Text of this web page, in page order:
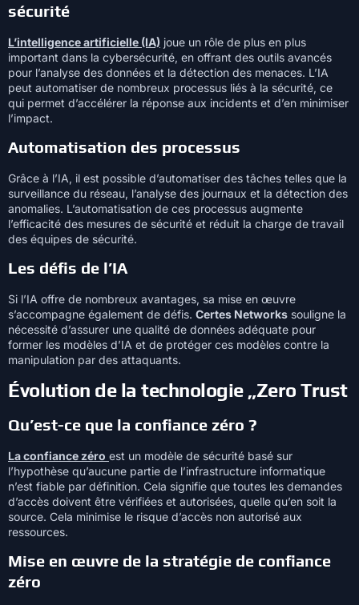
sécurité
L’intelligence artificielle (IA) joue un rôle de plus en plus
important dans la cybersécurité, en offrant des outils avancés
pour l’analyse des données et la détection des menaces. L’IA
peut automatiser de nombreux processus liés à la sécurité, ce
qui permet d’accélérer la réponse aux incidents et d’en minimiser
l’impact.
Automatisation des processus
Grâce à l’IA, il est possible d’automatiser des tâches telles que la
surveillance du réseau, l’analyse des journaux et la détection des
anomalies. L’automatisation de ces processus augmente
l’efficacité des mesures de sécurité et réduit la charge de travail
des équipes de sécurité.
Les défis de l’IA
Si l’IA offre de nombreux avantages, sa mise en œuvre
s’accompagne également de défis. Certes Networks souligne la
nécessité d’assurer une qualité de données adéquate pour
former les modèles d’IA et de protéger ces modèles contre la
manipulation par des attaquants.
Évolution de la technologie „Zero Trust
Qu’est-ce que la confiance zéro ?
La confiance zéro est un modèle de sécurité basé sur
l’hypothèse qu’aucune partie de l’infrastructure informatique
n’est fiable par définition. Cela signifie que toutes les demandes
d’accès doivent être vérifiées et autorisées, quelle qu’en soit la
source. Cela minimise le risque d’accès non autorisé aux
ressources.
Mise en œuvre de la stratégie de confiance
zéro